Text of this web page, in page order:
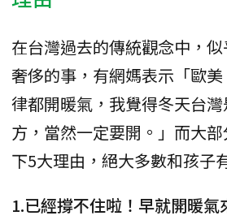
在台灣過去的傳統觀念中，
奢侈的事，有網媽表示「歐
律都開暖氣，我覺得冬天台
方，當然一定要開。」而大
下5大理由，絕大多數和孩子
1.已經撐不住啦！早就開暖